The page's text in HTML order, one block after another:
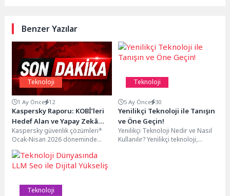
Benzer Yazılar
Teknoloji
1 Ay Önce 12
Kaspersky Raporu: KOBİ’leri
Hedef Alan ve Yapay Zekâ
Servisi Süsü Verilen Kötü
Amaçlı Yazılım Saldırıları
2026’da 5 Kat Arttı
Kaspersky güvenlik çözümleri*
Ocak-Nisan 2026 döneminde
küçük ve orta büyüklükteki
işletmelere (KOBİ) yönelik
33.300’den fazla...
Teknoloji
5 Ay Önce 30
Yenilikçi Teknoloji ile Tanışın
ve Öne Geçin!
Yenilikçi Teknoloji Nedir ve Nasıl
Kullanılır? Yenilikçi teknoloji,
Teknoloji